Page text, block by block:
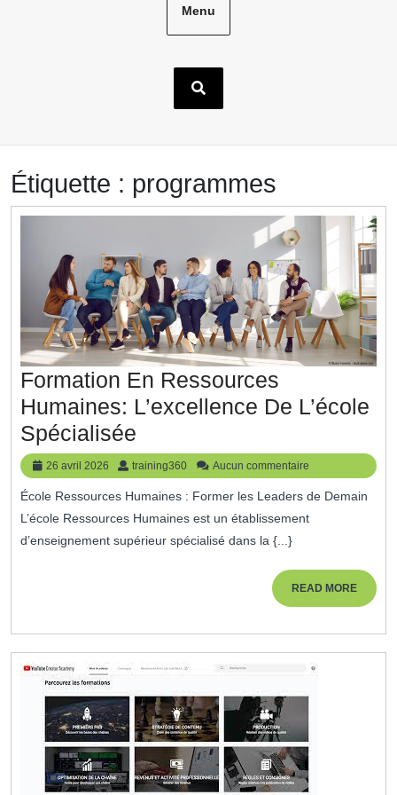
Menu
Étiquette : programmes
Formation En Ressources
Humaines: L’excellence De L’école
Spécialisée
En
Ressources
Humaines:
L’excellence
26 avril 2026
26
avril
2026
training360 training360
Aucun commentaire
École Ressources Humaines : Former les Leaders de Demain
L’école Ressources Humaines est un établissement
d’enseignement supérieur spécialisé dans la {...}
READ MOREREAD
MORE